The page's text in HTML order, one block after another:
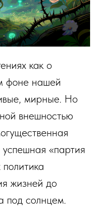
как о
фоне нашей
мирные. Но
внешностью
«партия
жизней до
под солнцем.